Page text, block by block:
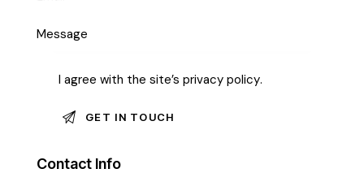
I agree with the site’s privacy policy.
Contact Info